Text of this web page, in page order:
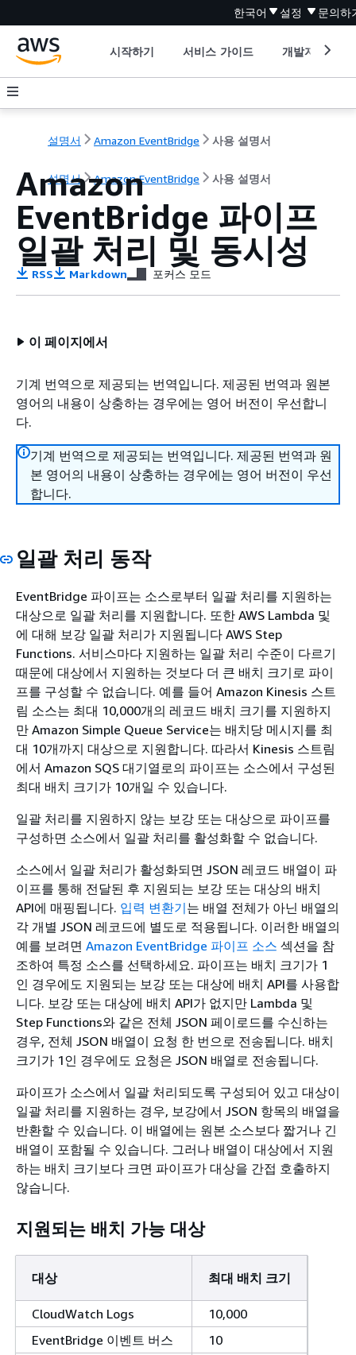
한국어 설정 문의하
시작하기 서비스 가이드 개발자 도구
설명서 Amazon EventBridge 사용 설명서
설명서 Amazon EventBridge 사용 설명서
Amazon
EventBridge 파이프
일괄 처리 및 동시성
RSS Markdown 포커스 모드
이 페이지에서
기계 번역으로 제공되는 번역입니다. 제공된 번역과 원본
영어의 내용이 상충하는 경우에는 영어 버전이 우선합니
다.
기계 번역으로 제공되는 번역입니다. 제공된 번역과 원
본 영어의 내용이 상충하는 경우에는 영어 버전이 우선
합니다.
일괄 처리 동작
EventBridge 파이프는 소스로부터 일괄 처리를 지원하는
대상으로 일괄 처리를 지원합니다. 또한 AWS Lambda 및
에 대해 보강 일괄 처리가 지원됩니다 AWS Step
Functions. 서비스마다 지원하는 일괄 처리 수준이 다르기
때문에 대상에서 지원하는 것보다 더 큰 배치 크기로 파이
프를 구성할 수 없습니다. 예를 들어 Amazon Kinesis 스트
림 소스는 최대 10,000개의 레코드 배치 크기를 지원하지
만 Amazon Simple Queue Service는 배치당 메시지를 최
대 10개까지 대상으로 지원합니다. 따라서 Kinesis 스트림
에서 Amazon SQS 대기열로의 파이프는 소스에서 구성된
최대 배치 크기가 10개일 수 있습니다.
일괄 처리를 지원하지 않는 보강 또는 대상으로 파이프를
구성하면 소스에서 일괄 처리를 활성화할 수 없습니다.
소스에서 일괄 처리가 활성화되면 JSON 레코드 배열이 파
이프를 통해 전달된 후 지원되는 보강 또는 대상의 배치
API에 매핑됩니다. 입력 변환기는 배열 전체가 아닌 배열의
각 개별 JSON 레코드에 별도로 적용됩니다. 이러한 배열의
예를 보려면 Amazon EventBridge 파이프 소스 섹션을 참
조하여 특정 소스를 선택하세요. 파이프는 배치 크기가 1
인 경우에도 지원되는 보강 또는 대상에 배치 API를 사용합
니다. 보강 또는 대상에 배치 API가 없지만 Lambda 및
Step Functions와 같은 전체 JSON 페이로드를 수신하는
경우, 전체 JSON 배열이 요청 한 번으로 전송됩니다. 배치
크기가 1인 경우에도 요청은 JSON 배열로 전송됩니다.
파이프가 소스에서 일괄 처리되도록 구성되어 있고 대상이
일괄 처리를 지원하는 경우, 보강에서 JSON 항목의 배열을
반환할 수 있습니다. 이 배열에는 원본 소스보다 짧거나 긴
배열이 포함될 수 있습니다. 그러나 배열이 대상에서 지원
하는 배치 크기보다 크면 파이프가 대상을 간접 호출하지
않습니다.
지원되는 배치 가능 대상
대상 최대 배치 크기
CloudWatch Logs
10,000
EventBridge 이벤트 버스
10